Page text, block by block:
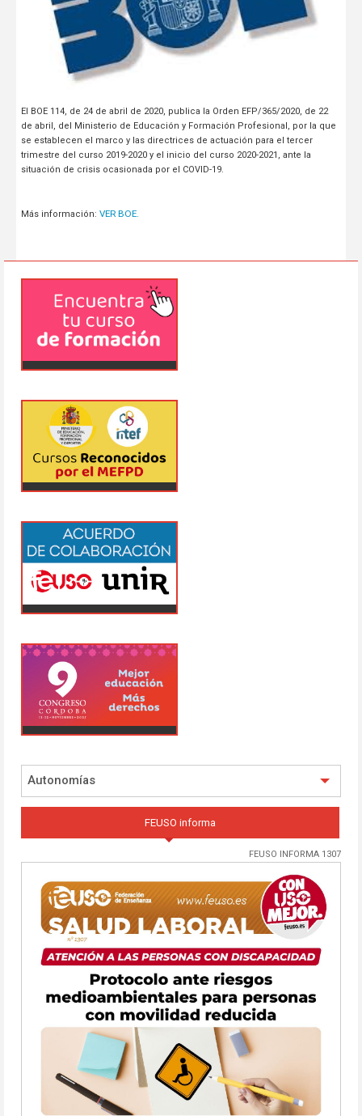
El BOE 114, de 24 de abril de 2020, publica la Orden EFP/365/2020, de 22
de abril, del Ministerio de Educación y Formación Profesional, por la que
se establecen el marco y las directrices de actuación para el tercer
trimestre del curso 2019-2020 y el inicio del curso 2020-2021, ante la
situación de crisis ocasionada por el COVID-19.
Más información: VER BOE.
Autonomías
FEUSO informa
FEUSO INFORMA 1307